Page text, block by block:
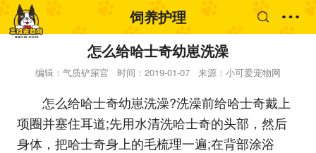
饲养护理
怎么给哈士奇幼崽洗澡
编辑：气质铲屎官 时间：2019-01-07 来源：小可爱宠物网
怎么给哈士奇幼崽洗澡?洗澡前给哈士奇戴上
项圈并塞住耳道;先用水清洗哈士奇的头部，然后
身体，把哈士奇身上的毛梳理一遍;在背部涂浴